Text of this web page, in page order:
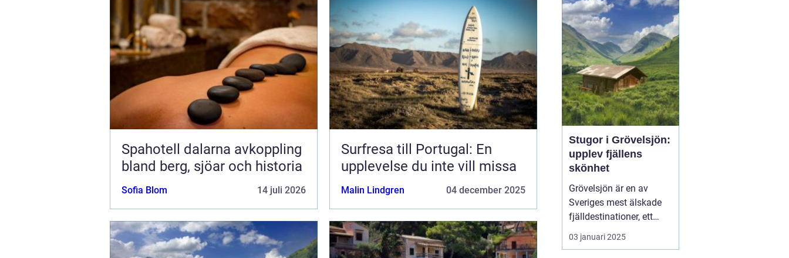
Spahotell dalarna avkoppling
bland berg, sjöar och historia
Sofia Blom 14 juli 2026
Surfresa till Portugal: En
upplevelse du inte vill missa
Malin Lindgren 04 december 2025
avslappnad atmosfär,
vilket gör det till en
idealisk ...
Stugor i Grövelsjön:
upplev fjällens
skönhet
Grövelsjön är en av
Sveriges mest älskade
fjälldestinationer, ett
område som lockar
besökare året runt tack
03 januari 2025